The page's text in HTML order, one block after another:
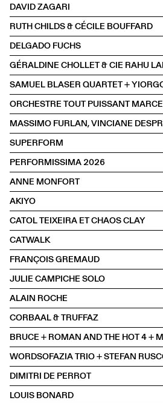
DAVID ZAGARI
RUTH CHILDS & CÉCILE BOUFFARD
DELGADO FUCHS
GÉRALDINE CHOLLET & CIE RAHU
SAMUEL BLASER QUARTET +
SUPERFORM
PERFORMISSIMA 2026
ANNE MONFORT
AKIYO
CATOL TEIXEIRA ET CHAOS CLAY
CATWALK
FRANÇOIS GREMAUD
JULIE CAMPICHE SOLO
ALAIN ROCHE
CORBAAL & TRUFFAZ
BRUCE + ROMAN AND THE HOT 4 +
DIMITRI DE PERROT
LOUIS BONARD